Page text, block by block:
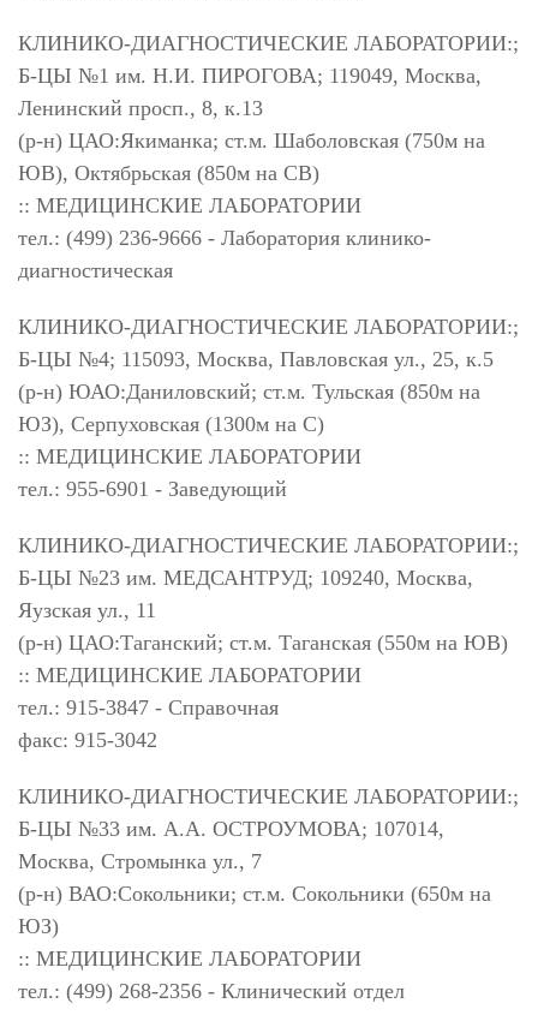
КЛИНИКО-ДИАГНОСТИЧЕСКИЕ ЛАБОРАТОРИИ:;
Б-ЦЫ №1 им. Н.И. ПИРОГОВА; 119049, Москва,
Ленинский просп., 8, к.13
(р-н) ЦАО:Якиманка; ст.м. Шаболовская (750м на
ЮВ), Октябрьская (850м на СВ)
:: МЕДИЦИНСКИЕ ЛАБОРАТОРИИ
тел.: (499) 236-9666 - Лаборатория клинико-
диагностическая
КЛИНИКО-ДИАГНОСТИЧЕСКИЕ ЛАБОРАТОРИИ:;
Б-ЦЫ №4; 115093, Москва, Павловская ул., 25, к.5
(р-н) ЮАО:Даниловский; ст.м. Тульская (850м на
ЮЗ), Серпуховская (1300м на С)
:: МЕДИЦИНСКИЕ ЛАБОРАТОРИИ
тел.: 955-6901 - Заведующий
КЛИНИКО-ДИАГНОСТИЧЕСКИЕ ЛАБОРАТОРИИ:;
Б-ЦЫ №23 им. МЕДСАНТРУД; 109240, Москва,
Яузская ул., 11
(р-н) ЦАО:Таганский; ст.м. Таганская (550м на ЮВ)
:: МЕДИЦИНСКИЕ ЛАБОРАТОРИИ
тел.: 915-3847 - Справочная
факс: 915-3042
КЛИНИКО-ДИАГНОСТИЧЕСКИЕ ЛАБОРАТОРИИ:;
Б-ЦЫ №33 им. А.А. ОСТРОУМОВА; 107014,
Москва, Стромынка ул., 7
(р-н) ВАО:Сокольники; ст.м. Сокольники (650м на
ЮЗ)
:: МЕДИЦИНСКИЕ ЛАБОРАТОРИИ
тел.: (499) 268-2356 - Клинический отдел